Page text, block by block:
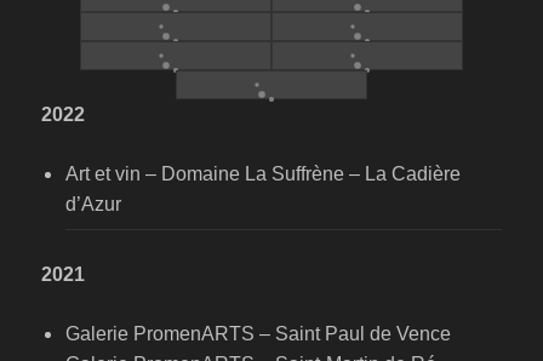
2022
Art et vin – Domaine La Suffrène – La Cadière
d’Azur
2021
Galerie PromenARTS – Saint Paul de Vence